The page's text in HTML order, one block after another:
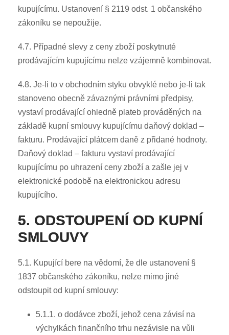
kupujícímu. Ustanovení § 2119 odst. 1 občanského
zákoníku se nepoužije.
4.7. Případné slevy z ceny zboží poskytnuté
prodávajícím kupujícímu nelze vzájemně kombinovat.
4.8. Je-li to v obchodním styku obvyklé nebo je-li tak
stanoveno obecně závaznými právními předpisy,
vystaví prodávající ohledně plateb prováděných na
základě kupní smlouvy kupujícímu daňový doklad –
fakturu. Prodávající plátcem daně z přidané hodnoty.
Daňový doklad – fakturu vystaví prodávající
kupujícímu po uhrazení ceny zboží a zašle jej v
elektronické podobě na elektronickou adresu
kupujícího.
5. ODSTOUPENÍ OD KUPNÍ
SMLOUVY
5.1. Kupující bere na vědomí, že dle ustanovení §
1837 občanského zákoníku, nelze mimo jiné
odstoupit od kupní smlouvy:
5.1.1. o dodávce zboží, jehož cena závisí na
výchylkách finančního trhu nezávisle na vůli